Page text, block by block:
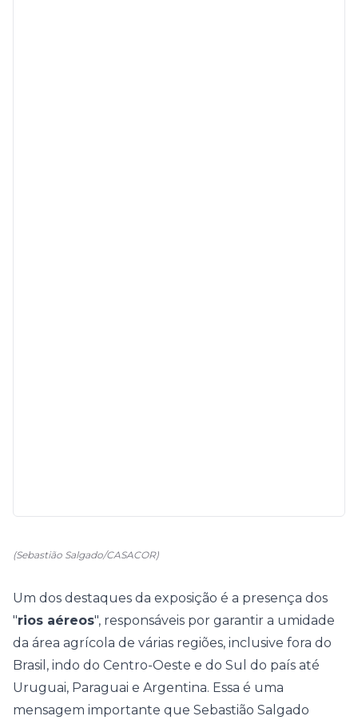
(Sebastião Salgado/CASACOR)
Um dos destaques da exposição é a presença dos
"rios aéreos", responsáveis por garantir a umidade
da área agrícola de várias regiões, inclusive fora do
Brasil, indo do Centro-Oeste e do Sul do país até
Uruguai, Paraguai e Argentina. Essa é uma
mensagem importante que Sebastião Salgado